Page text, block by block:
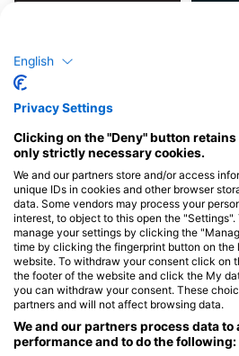
J F M A
Дайвінг-центри
дайвінг-сайт
BIGBOSS DIVE - CEBU, 빅보스
다이브 세부점
DATAG MARIBAGO, 6015 Lapu-
Lapu City, Cebu - ФІЛІПІНИ
English
Privacy Settings
Clicking on the "Deny" button
only strictly necessary cookies.
We and our partners store and/or access
unique IDs in cookies and other browser
data. Some vendors may process your
interest, to object to this open the
manage your settings by clicking the
time by clicking the fingerprint button on the
website. To withdraw your consent click on
the footer of the website and click the My
you can withdraw your consent. These
partners and will not affect browsing data.
We and our partners process data to
performance and to do the following: